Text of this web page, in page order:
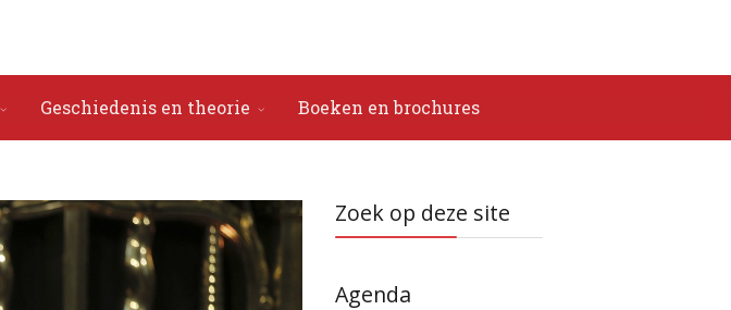
Geschiedenis en theorie Boeken en brochures
Zoek op deze site
Agenda